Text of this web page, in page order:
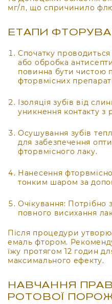
мг/л, що спричинило
ЕТАПИ
Спочатку проводиться
або обробка
повинна бути чистою
фторвмісних
Ізоляція зубів від
уникнення контакту з
Осушування зубів
для забезпечення
фторвмісного лаку.
Нанесення
тонким шаром за
Очікування: Потрібно
повного висихання
Після процедури
емаль фтором.
їжу протягом 12 годин
максимального ефекту.
НАВЧАННЯ
РОТОВОЇ